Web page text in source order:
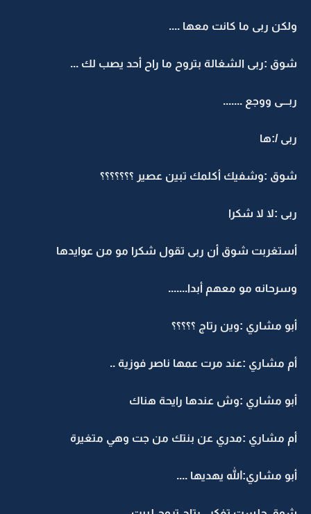
ولكن ربى ما كانت معها ....
شوق :ربى الشغالة بتروح ما راح أحد يصب لك ...
ربـــى ووجع .......
ربى /:ها
شوق :وشفيك أكلمك تبين عصير ؟؟؟؟؟؟؟
ربى :لا لا شكرا
أستغربت شوق أن ربى تقول شكرا مو من عوايدها
وسرحانه مو معهم أبدا.......
أبو مشاري :وين رتاج ؟؟؟؟؟
أم مشاري :عند مرت عمها ناصر فوزية ..
أبو مشاري :وش عندها رايحة هناك
أم مشاري :مدري عن بنتك من جت وهي متغيرة
أبو مشاري:الله يهديها ....